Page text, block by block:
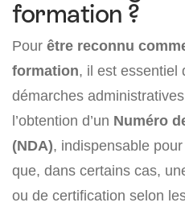
formation ?
Pour être reconnu
formation, il est essentiel
démarches
l’obtention d’un Numéro
(NDA), indispensable
que, dans certains cas,
ou de certification selon